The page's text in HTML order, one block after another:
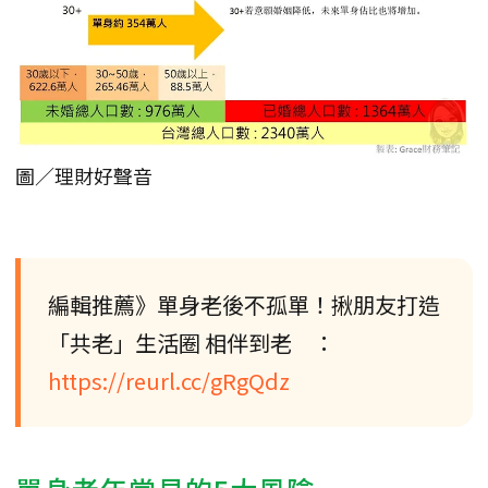
圖／理財好聲音
編輯推薦》單身老後不孤單！揪朋友打造
「共老」生活圈 相伴到老 ：
https://reurl.cc/gRgQdz